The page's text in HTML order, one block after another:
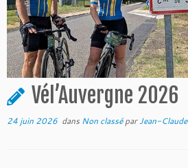
Vél’Auvergne 2026
24 juin 2026 dans Non classéparJean-Claude